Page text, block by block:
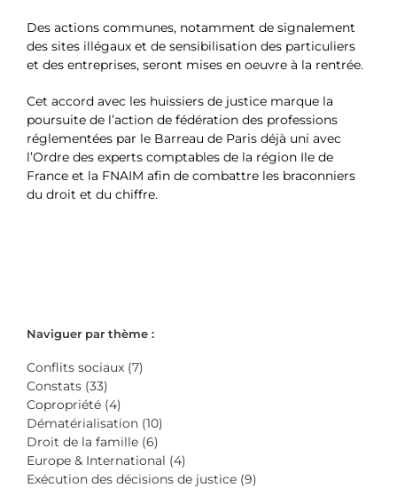
Des actions communes, notamment de signalement
des sites illégaux et de sensibilisation des particuliers
et des entreprises, seront mises en oeuvre à la rentrée.
Cet accord avec les huissiers de justice marque la
poursuite de l’action de fédération des professions
réglementées par le Barreau de Paris déjà uni avec
l’Ordre des experts comptables de la région Ile de
France et la FNAIM afin de combattre les braconniers
du droit et du chiffre.
Naviguer par thème :
Conflits sociaux (7)
Constats (33)
Copropriété (4)
Dématérialisation (10)
Droit de la famille (6)
Europe & International (4)
Exécution des décisions de justice (9)